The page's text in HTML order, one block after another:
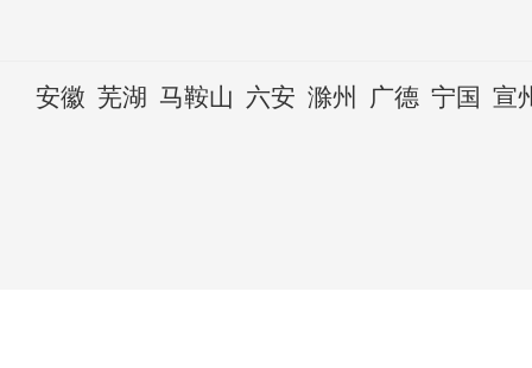
安徽 芜湖 马鞍山 六安 滁州 广德 宁国 宣